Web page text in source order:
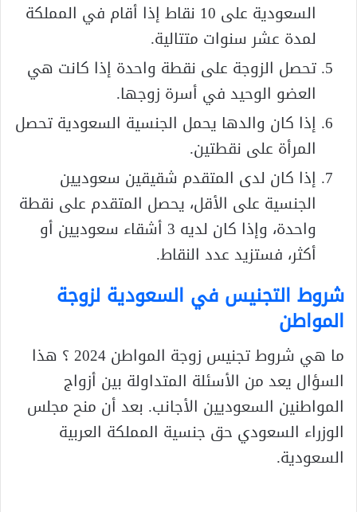
السعودية على 10 نقاط إذا أقام في المملكة
لمدة عشر سنوات متتالية.
تحصل الزوجة على نقطة واحدة إذا كانت هي
العضو الوحيد في أسرة زوجها.
إذا كان والدها يحمل الجنسية السعودية تحصل
المرأة على نقطتين.
إذا كان لدى المتقدم شقيقين سعوديين
الجنسية على الأقل، يحصل المتقدم على نقطة
واحدة، وإذا كان لديه 3 أشقاء سعوديين أو
أكثر، فستزيد عدد النقاط.
شروط التجنيس في السعودية لزوجة
المواطن
ما هي شروط تجنيس زوجة المواطن 2024 ؟ هذا
السؤال يعد من الأسئلة المتداولة بين أزواج
المواطنين السعوديين الأجانب. بعد أن منح مجلس
الوزراء السعودي حق جنسية المملكة العربية
السعودية.